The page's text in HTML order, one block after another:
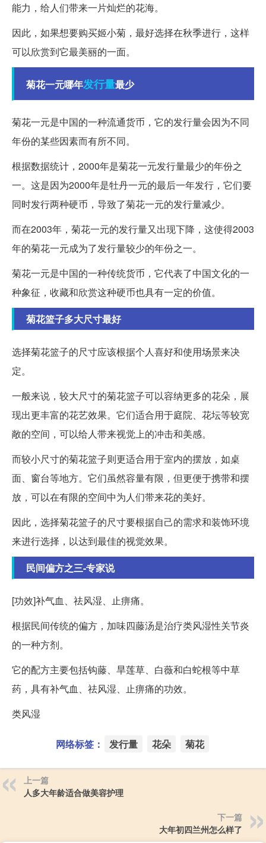
能力，给人们带来一片灿烂的花海。
因此，如果想要购买姬小菊，最好选择在秋季进行，这样
可以欣赏到它最美丽的一面。
菊花一元哪年发行量最少
菊花一元是中国的一种流通货币，它的发行量会因为不同
年份的某些因素而有所不同。
根据数据统计，2000年是菊花一元发行量最少的年份之
一。这是因为2000年是牡丹一元的最后一年发行，它们要
同时发行两种硬币，导致了菊花一元的发行量减少。
而在2003年，菊花一元的发行量又出现下降，这使得2003
年的菊花一元成为了发行量较少的年份之一。
菊花一元是中国的一种传统货币，它代表了中国文化的一
种象征，收藏和欣赏这种硬币也具有一定的价值。
菊花篮子多大尺寸最好
选择菊花篮子的尺寸应该根据个人喜好和使用场景来决
定。
一般来说，较大尺寸的菊花篮子可以容纳更多的花朵，展
现出更丰富的花艺效果。它们适合用于庭院、花坛等较宽
敞的空间，可以给人带来视觉上的冲击和美感。
而较小尺寸的菊花篮子则更适合用于室内的摆放，如桌
面、窗台等地方。它们虽然容量有限，但更便于携带和摆
放，可以在有限的空间中为人们带来花的美好。
因此，选择菊花篮子的尺寸要根据自己的需求和装饰环境
来进行选择，以达到最佳的视觉效果。
民间偏方之三-专家说
[功效]补气血、祛风湿、止痹痛。
根据民间传统的偏方，加味四藤汤是治疗类风湿性关节炎
的一种方剂。
它的配方主要包括钩藤、旱莲草、白薇和白蛇根等中草
药，具有补气血、祛风湿、止痹痛的功效。
类风湿
网络标签： 发行量 花朵 菊花
上一篇
人多大年龄适合做美容护理
下一篇
大年初四兰州怎么样了